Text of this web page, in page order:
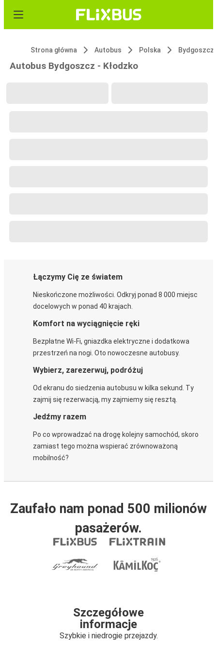
Strona główna Autobus Polska Bydgoszcz
Autobus Bydgoszcz - Kłodzko
Łączymy Cię ze światem
Nieskończone możliwości. Odkryj ponad 8 000 miejsc
docelowych w ponad 40 krajach.
Komfort na wyciągnięcie ręki
Bezpłatne Wi-Fi, gniazdka elektryczne i dodatkowa
przestrzeń na nogi. Oto nowoczesne autobusy.
Wybierz, zarezerwuj, podróżuj
Od ekranu do siedzenia autobusu w kilka sekund. Ty
zajmij się rezerwacją, my zajmiemy się resztą.
Jedźmy razem
Po co wprowadzać na drogę kolejny samochód, skoro
zamiast tego można wspierać zrównoważoną
mobilność?
Zaufało nam ponad 500 milionów
pasażerów.
Szczegółowe
informacje
Szybkie i niedrogie przejazdy.